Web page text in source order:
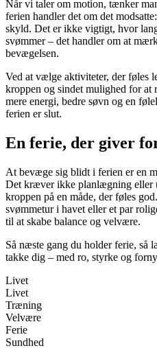
Når vi taler om motion, tænker
ferien handler det om det
skyld. Det er ikke vigtigt, hvor
svømmer – det handler om at
bevægelsen.
Ved at vælge aktiviteter, der føles
kroppen og sindet mulighed for at
mere energi, bedre søvn og en
ferien er slut.
En ferie, der giver
At bevæge sig blidt i ferien er en
Det kræver ikke planlægning eller
kroppen på en måde, der føles
svømmetur i havet eller et par
til at skabe balance og velvære.
Så næste gang du holder ferie, så
takke dig – med ro, styrke og
Livet
Livet
Træning
Velvære
Ferie
Sundhed